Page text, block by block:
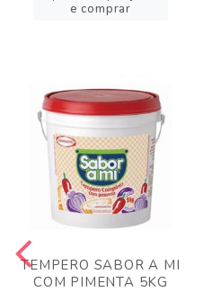
e comprar
TEMPERO SABOR A MI
COM PIMENTA 5KG